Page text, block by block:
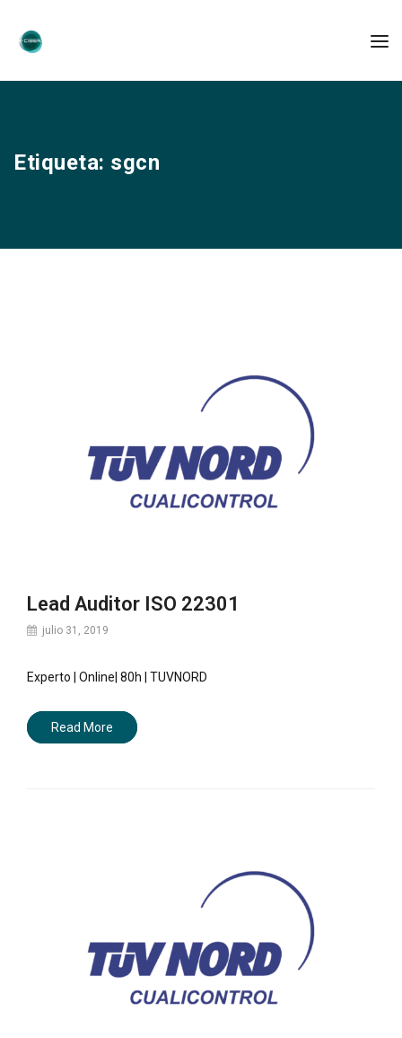
Etiqueta: sgcn
Lead Auditor ISO 22301
julio 31, 2019
Experto | Online| 80h | TUVNORD
Read More